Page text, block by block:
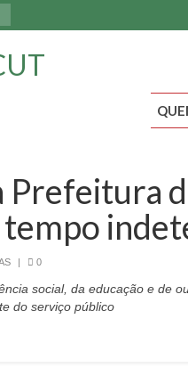
Prefeitura
| 0
social, da educação e de
do serviço público